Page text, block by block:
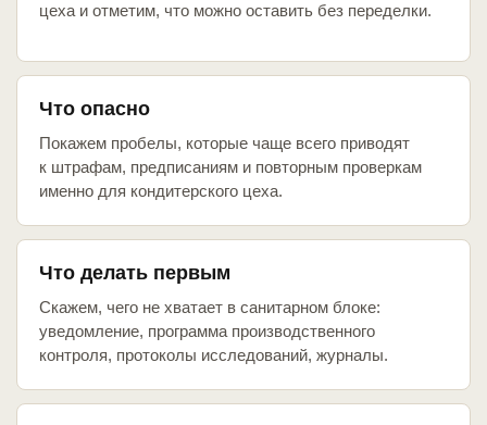
цеха и отметим, что можно оставить без переделки.
Что опасно
Покажем пробелы, которые чаще всего приводят
к штрафам, предписаниям и повторным проверкам
именно для кондитерского цеха.
Что делать первым
Скажем, чего не хватает в санитарном блоке:
уведомление, программа производственного
контроля, протоколы исследований, журналы.